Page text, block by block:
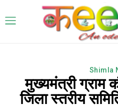
Shimla
मुख्यमंत्री ग्राम
जिला स्तरीय